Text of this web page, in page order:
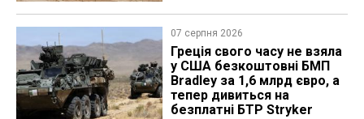
07 серпня 2026
Греція свого часу не взяла
у США безкоштовні БМП
Bradley за 1,6 млрд євро, а
тепер дивиться на
безплатні БТР Stryker